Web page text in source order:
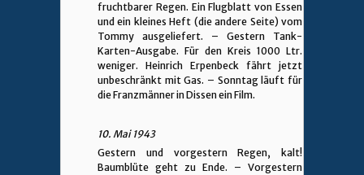
fruchtbarer Regen. Ein Flugblatt von Essen
und ein kleines Heft (die andere Seite) vom
Tommy ausgeliefert. – Gestern Tank-
Karten-Ausgabe. Für den Kreis 1000 Ltr.
weniger. Heinrich Erpenbeck fährt jetzt
unbeschränkt mit Gas. – Sonntag läuft für
die Franzmänner in Dissen ein Film.
10. Mai 1943
Gestern und vorgestern Regen, kalt!
Baumblüte geht zu Ende. – Vorgestern